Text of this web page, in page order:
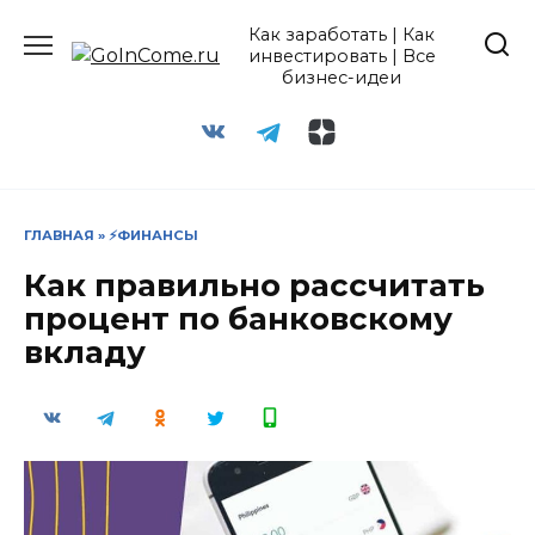
содержанию
Как заработать | Как
инвестировать | Все
бизнес-идеи
ГЛАВНАЯ » ⚡ФИНАНСЫ
Как правильно рассчитать
процент по банковскому
вкладу